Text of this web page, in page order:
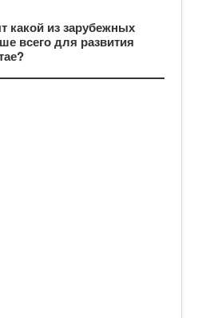
какой из зарубежных
всего для развития